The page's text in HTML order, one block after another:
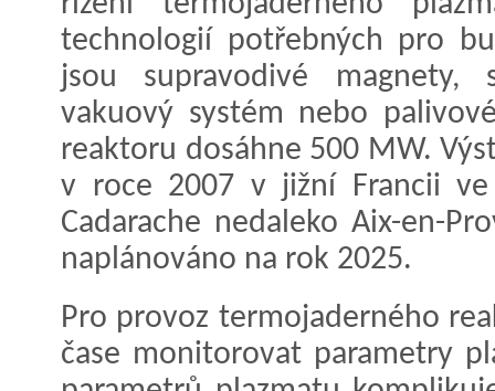
technologií potřebných pro
jsou supravodivé magnety,
vakuový systém nebo
reaktoru dosáhne 500 MW.
v roce 2007 v jižní Francii ve
Cadarache nedaleko Aix-en-
naplánováno na rok 2025.
Pro provoz termojaderného
čase monitorovat parametry